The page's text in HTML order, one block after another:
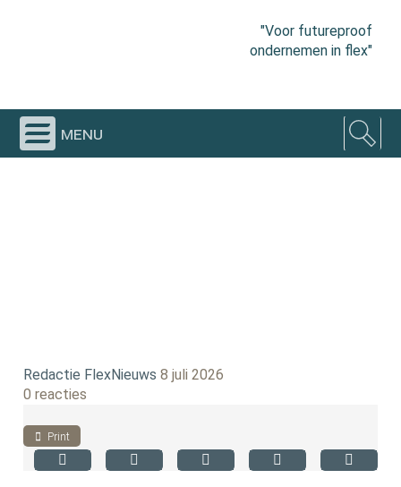
"Voor futureproof
ondernemen in flex"
menu
Redactie FlexNieuws 8 juli 2026
0 reacties
Print